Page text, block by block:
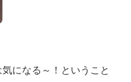
になる～！ということ